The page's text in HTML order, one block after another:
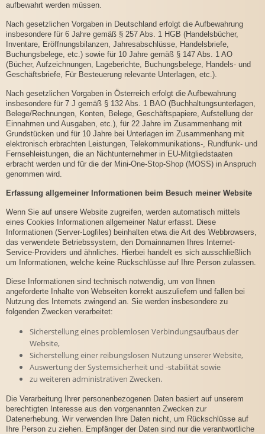
aufbewahrt werden müssen.
Nach gesetzlichen Vorgaben in Deutschland erfolgt die Aufbewahrung
insbesondere für 6 Jahre gemäß § 257 Abs. 1 HGB (Handelsbücher,
Inventare, Eröffnungsbilanzen, Jahresabschlüsse, Handelsbriefe,
Buchungsbelege, etc.) sowie für 10 Jahre gemäß § 147 Abs. 1 AO
(Bücher, Aufzeichnungen, Lageberichte, Buchungsbelege, Handels- und
Geschäftsbriefe, Für Besteuerung relevante Unterlagen, etc.).
Nach gesetzlichen Vorgaben in Österreich erfolgt die Aufbewahrung
insbesondere für 7 J gemäß § 132 Abs. 1 BAO (Buchhaltungsunterlagen,
Belege/Rechnungen, Konten, Belege, Geschäftspapiere, Aufstellung der
Einnahmen und Ausgaben, etc.), für 22 Jahre im Zusammenhang mit
Grundstücken und für 10 Jahre bei Unterlagen im Zusammenhang mit
elektronisch erbrachten Leistungen, Telekommunikations-, Rundfunk- und
Fernsehleistungen, die an Nichtunternehmer in EU-Mitgliedstaaten
erbracht werden und für die der Mini-One-Stop-Shop (MOSS) in Anspruch
genommen wird.
Erfassung allgemeiner Informationen beim Besuch meiner Website
Wenn Sie auf unsere Website zugreifen, werden automatisch mittels
eines Cookies Informationen allgemeiner Natur erfasst. Diese
Informationen (Server-Logfiles) beinhalten etwa die Art des Webbrowsers,
das verwendete Betriebssystem, den Domainnamen Ihres Internet-
Service-Providers und ähnliches. Hierbei handelt es sich ausschließlich
um Informationen, welche keine Rückschlüsse auf Ihre Person zulassen.
Diese Informationen sind technisch notwendig, um von Ihnen
angeforderte Inhalte von Webseiten korrekt auszuliefern und fallen bei
Nutzung des Internets zwingend an. Sie werden insbesondere zu
folgenden Zwecken verarbeitet:
Sicherstellung eines problemlosen Verbindungsaufbaus der
Website,
Sicherstellung einer reibungslosen Nutzung unserer Website,
Auswertung der Systemsicherheit und -stabilität sowie
zu weiteren administrativen Zwecken.
Die Verarbeitung Ihrer personenbezogenen Daten basiert auf unserem
berechtigten Interesse aus den vorgenannten Zwecken zur
Datenerhebung. Wir verwenden Ihre Daten nicht, um Rückschlüsse auf
Ihre Person zu ziehen. Empfänger der Daten sind nur die verantwortliche